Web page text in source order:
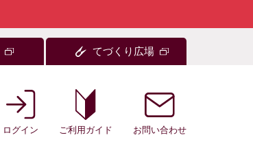
てづくり広場
ログイン ご利用ガイド お問い合わせ